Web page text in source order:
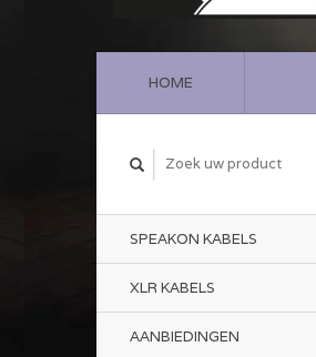
HOME
SPEAKON KABELS
XLR KABELS
AANBIEDINGEN